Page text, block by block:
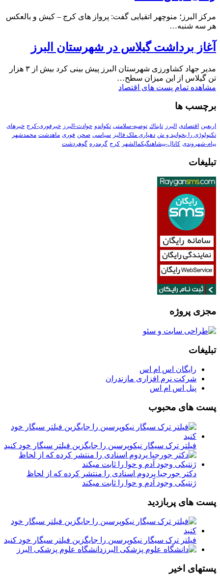
مرکز البرز؛ منوچهر اتقیایی گفت: پرواز های کرج – کیش و بالعکس
هر سه شنبه…
آغاز برداشت گیلاس در شهرستان البرز
مدیر جهاد کشاورزی شهرستان البرز پیش بینی کرد بیش از ۳ هزار
تن گیلاس از این میزان سطح…
مشاهده تمام پست های اقتصاد
برچسب ها
اربعین اقتصادی البرز تابناك توصیه-سلامتی تکواندو حوادث-البرز خبرفوری-کرج خبرهای
تکنولوڑی را بخوانید و ش دهیاری ملک فالیز سیاسی صحن فوری ماهدشت محمدشهر
پیام-شهروندی کانال-پیشاهنگیکمالشهر کرج گرمدره گوهردشت
تبلیغات
مجزی پروژه
تبلیغات
رایگان اس ام اس
شرکت نرم افزاری مازندران
پنل اس ام اس
پست های محبوب
فیلتر ترک سیگار نیکوپرسین را جایگزین فیلتر سیگار خود کنید
دکتر جورجیا پردوم اسنادی را منتشر کرده که از لحاظ
ژنتیکی وجود آدم و حوا را ثابت میکند
پست های پربازدید
فیلتر ترک سیگار نیکوپرسین را جایگزین فیلتر سیگار خود کنید
دانشگاه علوم پزشکی البرز
پستهای اخیر